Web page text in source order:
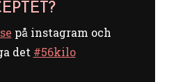
på instagram och
det #56kilo